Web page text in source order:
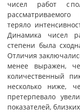
чисел работ с
теряло
Динамика чисел
степени была
Отличия
менее выражен,
количественный
несколько ниже,
претерпевало
показателей,